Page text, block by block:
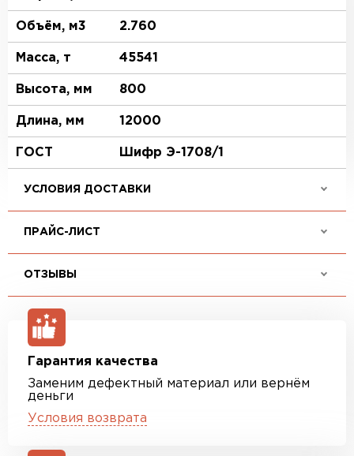
Объём, м3 2.760
Масса, т 45541
Высота, мм 800
Длина, мм 12000
ГОСТ Шифр Э-1708/1
УСЛОВИЯ ДОСТАВКИ
ПРАЙС-ЛИСТ
ОТЗЫВЫ
Гарантия качества
Заменим дефектный материал или вернём
деньги
Условия возврата